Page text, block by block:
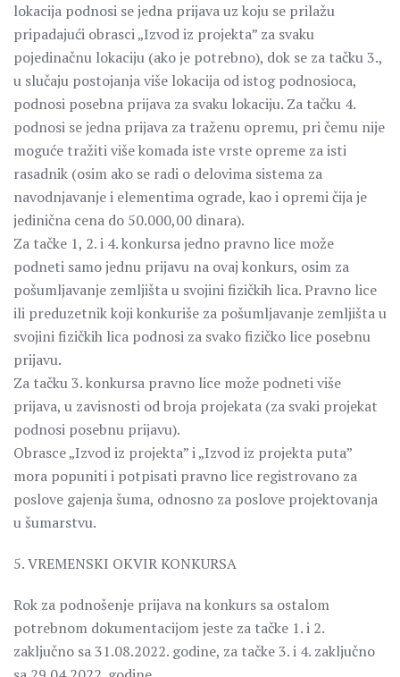
lokacija podnosi se jedna prijava uz koju se prilažu
pripadajući obrasci „Izvod iz projekta” za svaku
pojedinačnu lokaciju (ako je potrebno), dok se za tačku 3.,
u slučaju postojanja više lokacija od istog podnosioca,
podnosi posebna prijava za svaku lokaciju. Za tačku 4.
podnosi se jedna prijava za traženu opremu, pri čemu nije
moguće tražiti više komada iste vrste opreme za isti
rasadnik (osim ako se radi o delovima sistema za
navodnjavanje i elementima ograde, kao i opremi čija je
jedinična cena do 50.000,00 dinara).
Za tačke 1, 2. i 4. konkursa jedno pravno lice može
podneti samo jednu prijavu na ovaj konkurs, osim za
pošumljavanje zemljišta u svojini fizičkih lica. Pravno lice
ili preduzetnik koji konkuriše za pošumljavanje zemljišta u
svojini fizičkih lica podnosi za svako fizičko lice posebnu
prijavu.
Za tačku 3. konkursa pravno lice može podneti više
prijava, u zavisnosti od broja projekata (za svaki projekat
podnosi posebnu prijavu).
Obrasce „Izvod iz projekta” i „Izvod iz projekta puta”
mora popuniti i potpisati pravno lice registrovano za
poslove gajenja šuma, odnosno za poslove projektovanja
u šumarstvu.
5. VREMENSKI OKVIR KONKURSA
Rok za podnošenje prijava na konkurs sa ostalom
potrebnom dokumentacijom jeste za tačke 1. i 2.
zaključno sa 31.08.2022. godine, za tačke 3. i 4. zaključno